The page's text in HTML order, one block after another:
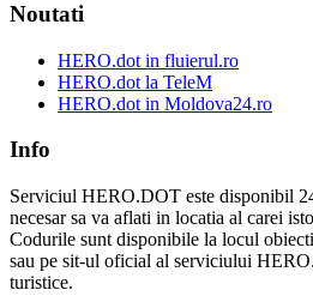
Noutati
HERO.dot in fluierul.ro
HERO.dot la TeleM
HERO.dot in Moldova24.ro
Info
Serviciul HERO.DOT este disponibil
necesar sa va aflati in locatia al carei
Codurile sunt disponibile la locul
sau pe sit-ul oficial al serviciului
turistice.